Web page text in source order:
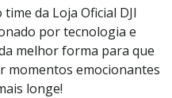
da Loja Oficial DJI
por tecnologia e
melhor forma para que
momentos emocionantes
longe!